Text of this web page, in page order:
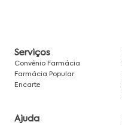
Serviços
Convênio Farmácia
Farmácia Popular
Encarte
Ajuda